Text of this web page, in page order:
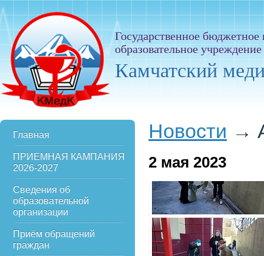
Государственное
образовательное
Камчатский
Главная
ПРИЕМНАЯ КАМПАНИЯ
2026-2027
Сведения об
образовательной
организации
Приём обращений
граждан
Новости →
2 мая 2023